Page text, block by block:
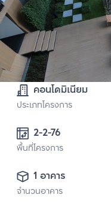
คอนโดมิเนียม
ประเภทโครงการ
2-2-76
พื้นที่โครงการ
1 อาคาร
จำนวนอาคาร